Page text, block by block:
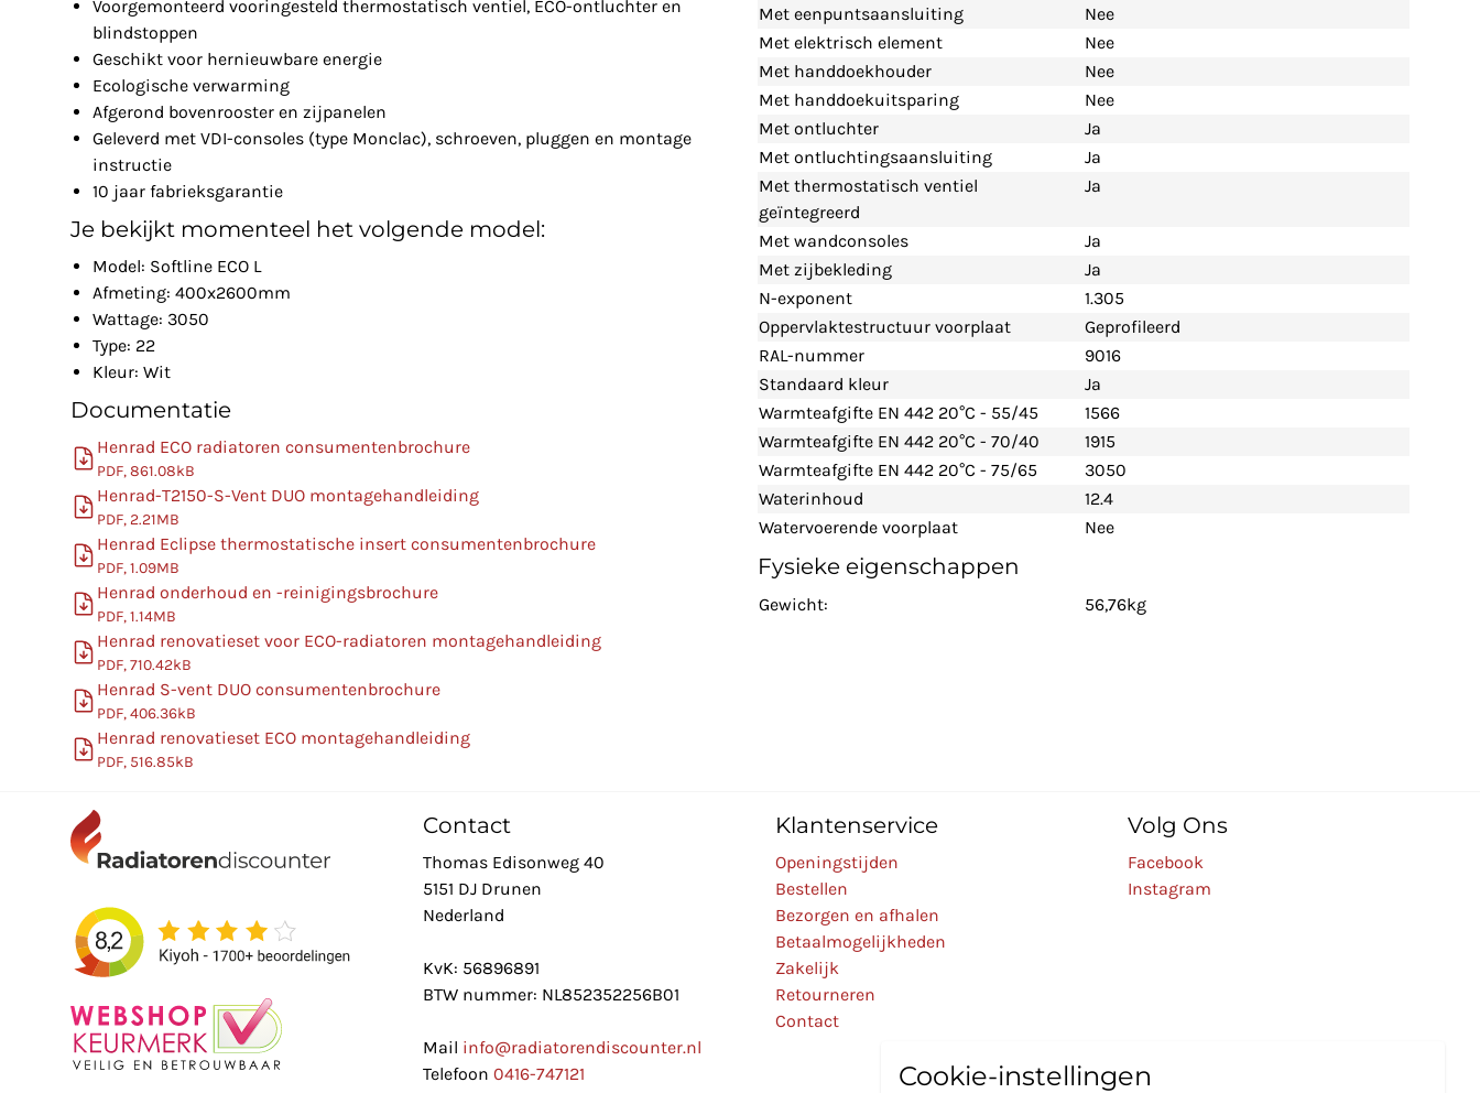
Voorgemonteerd vooringesteld thermostatisch ventiel, ECO-ontluchter en
blindstoppen
Geschikt voor hernieuwbare energie
Ecologische verwarming
Afgerond bovenrooster en zijpanelen
Geleverd met VDI-consoles (type Monclac), schroeven, pluggen en montage
instructie
10 jaar fabrieksgarantie
Je bekijkt momenteel het volgende model:
Model: Softline ECO L
Afmeting: 400x2600mm
Wattage: 3050
Type: 22
Kleur: Wit
Documentatie
Henrad ECO radiatoren consumentenbrochure
PDF, 861.08kB
Henrad-T2150-S-Vent DUO montagehandleiding
PDF, 2.21MB
Henrad Eclipse thermostatische insert consumentenbrochure
PDF, 1.09MB
Henrad onderhoud en -reinigingsbrochure
PDF, 1.14MB
Henrad renovatieset voor ECO-radiatoren montagehandleiding
PDF, 710.42kB
Henrad S-vent DUO consumentenbrochure
PDF, 406.36kB
Henrad renovatieset ECO montagehandleiding
PDF, 516.85kB
Met eenpuntsaansluiting
Nee
Met elektrisch element
Nee
Met handdoekhouder
Nee
Met handdoekuitsparing
Nee
Met ontluchter
Ja
Met ontluchtingsaansluiting
Ja
Met thermostatisch ventiel
geïntegreerd
Ja
Met wandconsoles
Ja
Met zijbekleding
Ja
N-exponent
1.305
Oppervlaktestructuur voorplaat
Geprofileerd
RAL-nummer
9016
Standaard kleur
Ja
Warmteafgifte EN 442 20°C - 55/45
1566
Warmteafgifte EN 442 20°C - 70/40
1915
Warmteafgifte EN 442 20°C - 75/65
3050
Waterinhoud
12.4
Watervoerende voorplaat
Nee
Fysieke eigenschappen
Gewicht: 56,76kg
Contact
Thomas Edisonweg 40
5151 DJ Drunen
Nederland
KvK: 56896891
BTW nummer: NL852352256B01
Mail info@radiatorendiscounter.nl
Telefoon 0416-747121
Klantenservice
Openingstijden
Bestellen
Bezorgen en afhalen
Betaalmogelijkheden
Zakelijk
Retourneren
Contact
Volg Ons
Facebook
Instagram
Cookie-instellingen